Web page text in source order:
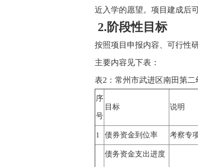
近入学的愿望。项目建成后
2.阶段性目标
按照项目申报内容、可行性
主要内容见下表：
表2：常州市武进区南田第
序
号
目标 说明
1 债券资金到位率 考察专
债务资金支出进度